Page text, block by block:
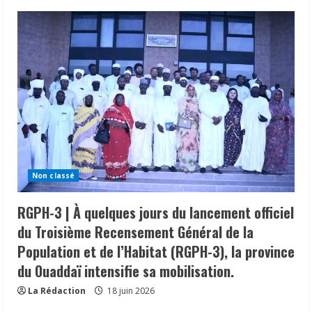
Non classé
RGPH-3 | À quelques jours du lancement officiel
du Troisième Recensement Général de la
Population et de l’Habitat (RGPH-3), la province
du Ouaddaï intensifie sa mobilisation.
La Rédaction 18 juin 2026